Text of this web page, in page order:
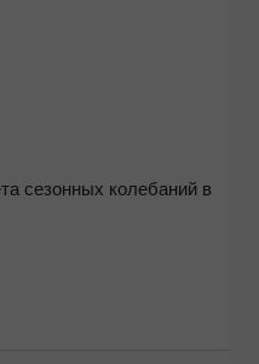
сезонных колебаний в